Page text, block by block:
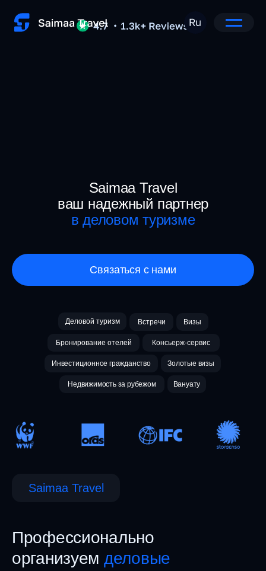
Связаться с нами
Saimaa Travel
ваш надежный партнер
в деловом туризме
Визы
Бронирование отелей
Вануату
Недвижимость за рубежом
Встречи
Консьерж-сервис
Золотые визы
Инвестиционное гражданство
Деловой туризм
Профессионально
организуем деловые
Saimaa Travel